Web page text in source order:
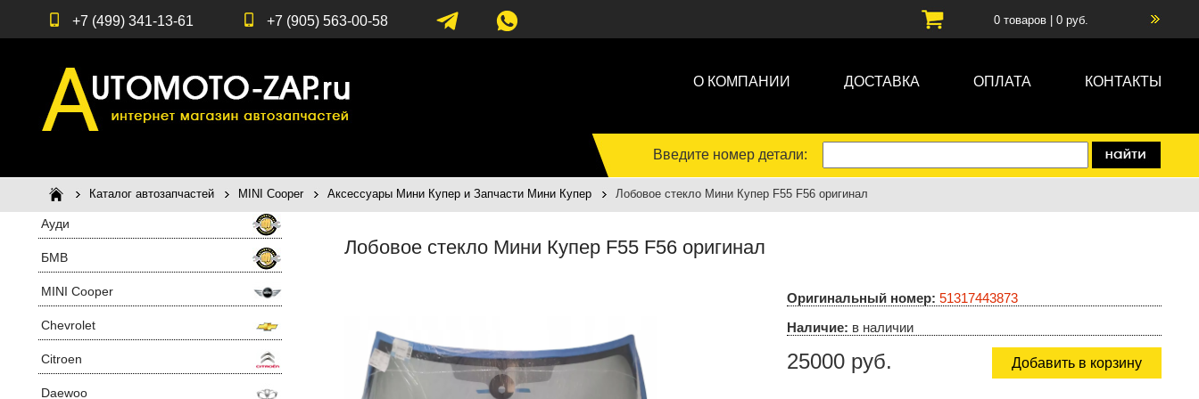
+7 (499) 341-13-61 +7 (905) 563-00-58 0товаров | 0руб.
О КОМПАНИИ ДОСТАВКА ОПЛАТА КОНТАКТЫ
Введите номер детали:
Каталог автозапчастей MINI Cooper Аксессуары Мини Купер и Запчасти Мини Купер Лобовое стекло Мини Купер F55 F56 оригинал
Ауди
БМВ
MINI Cooper
Chevrolet
Citroen
Daewoo
Лобовое стекло Мини Купер F55 F56 оригинал
Оригинальный номер: 51317443873
Наличие: в наличии
25000 руб. Добавить в корзину